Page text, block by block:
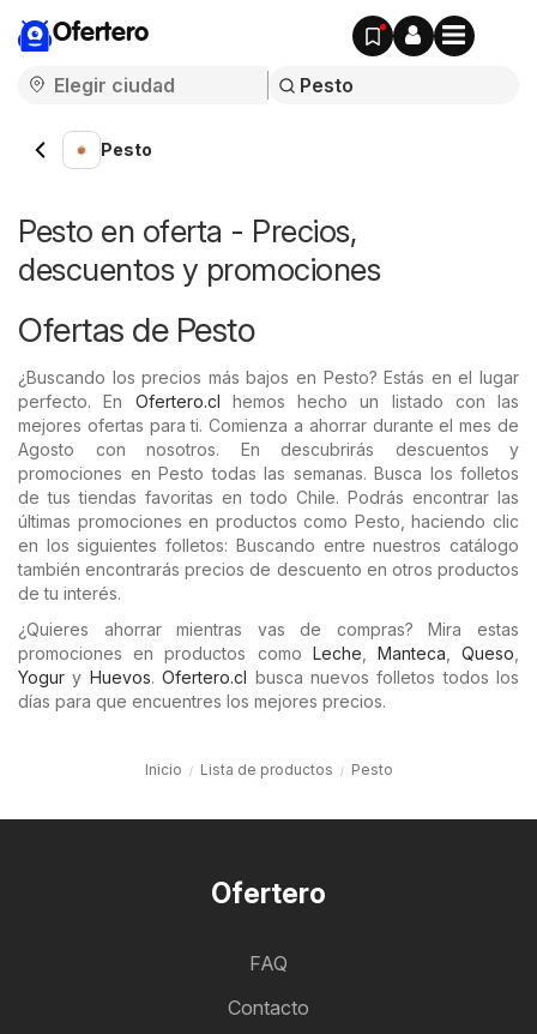
Ofertero
Pesto
Pesto en oferta - Precios,
descuentos y promociones
Ofertas de Pesto
¿Buscando los precios más bajos en Pesto? Estás en el lugar
perfecto. En Ofertero.cl hemos hecho un listado con las
mejores ofertas para ti. Comienza a ahorrar durante el mes de
Agosto con nosotros. En descubrirás descuentos y
promociones en Pesto todas las semanas. Busca los folletos
de tus tiendas favoritas en todo Chile. Podrás encontrar las
últimas promociones en productos como Pesto, haciendo clic
en los siguientes folletos: Buscando entre nuestros catálogo
también encontrarás precios de descuento en otros productos
de tu interés.
¿Quieres ahorrar mientras vas de compras? Mira estas
promociones en productos como Leche Manteca ,Queso
Yogur y Huevos.Ofertero.cl busca nuevos folletos todos los
días para que encuentres los mejores precios.
Inicio Lista de productos Pesto
Ofertero
FAQ
Contacto